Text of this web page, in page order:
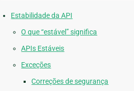
Estabilidade da API
O que “estável” significa
APIs Estáveis
Exceções
Correções de segurança